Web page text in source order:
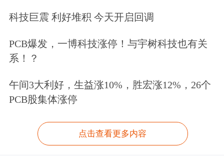
升整体资金流动性及财务稳定性，同时
符合集团现有信贷评级。
源。通过资助业务扩展及基建设施升
会，同时亦强化集团的资产负债表。
科技巨震 利好堆积 今天开启回调
PCB爆发，一博科技涨停！与宇树科技也有关
系！？
午间3大利好，生益涨10%，胜宏涨12%，26个
PCB股集体涨停
点击查看更多内容